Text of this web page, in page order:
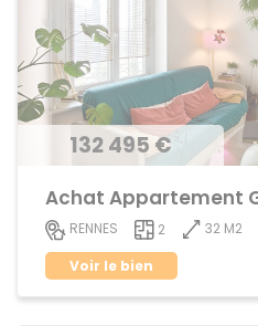
132 495 €
Achat Appartement
RENNES 2
32 M2
Voir le bien